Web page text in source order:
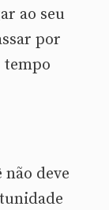
ao seu
por
tempo
deve